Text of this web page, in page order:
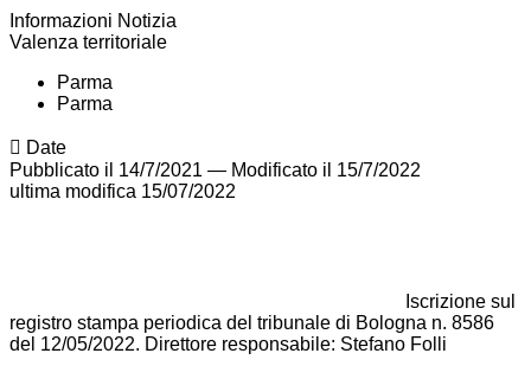
Informazioni Notizia
Valenza territoriale
Parma
Parma
Date
Pubblicato il 14/7/2021 — Modificato il 15/7/2022
ultima modifica 15/07/2022
Iscrizione sul
registro stampa periodica del tribunale di Bologna n. 8586
del 12/05/2022. Direttore responsabile: Stefano Folli